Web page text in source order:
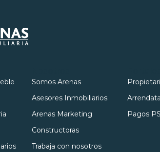
Somos Arenas
Asesores Inmobiliarios
Arenas Marketing
Constructoras
Trabaja con nosotros
Pagos